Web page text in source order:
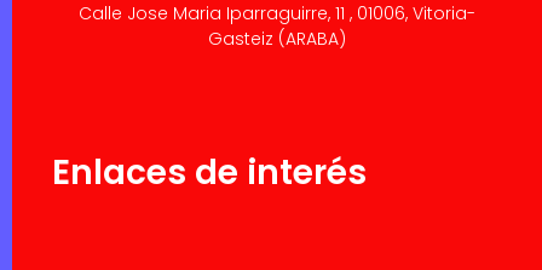
Calle Jose Maria Iparraguirre, 11 , 01006, Vitoria-
Gasteiz (ARABA)
Enlaces de interés